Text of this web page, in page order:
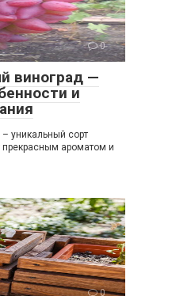
0
виноград —
и
уникальный сорт
прекрасным ароматом и
0